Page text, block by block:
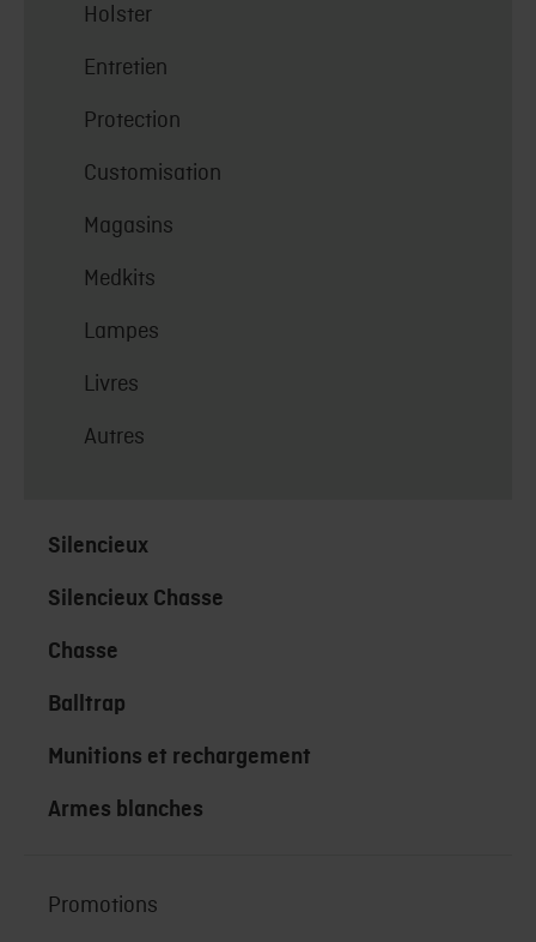
Holster
Entretien
Protection
Customisation
Magasins
Medkits
Lampes
Livres
Autres
Silencieux
Silencieux Chasse
Chasse
Balltrap
Munitions et rechargement
Armes blanches
Promotions